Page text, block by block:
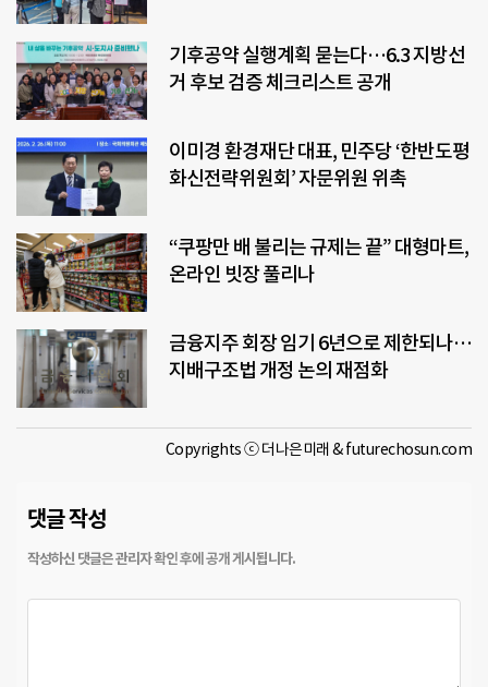
기후공약 실행계획 묻는다…6.3 지방선
거 후보 검증 체크리스트 공개
이미경 환경재단 대표, 민주당 ‘한반도평
화신전략위원회’ 자문위원 위촉
“쿠팡만 배 불리는 규제는 끝” 대형마트,
온라인 빗장 풀리나
금융지주 회장 임기 6년으로 제한되나…
지배구조법 개정 논의 재점화
Copyrights ⓒ 더나은미래 & futurechosun.com
댓글 작성